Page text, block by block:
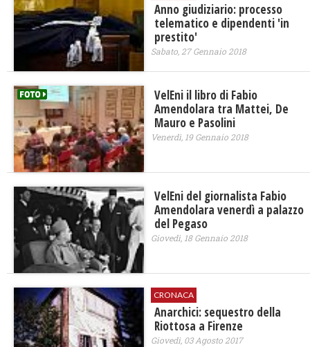
Anno giudiziario: processo
telematico e dipendenti 'in
prestito'
Sabato, 27 Gennaio 2018
VelEni il libro di Fabio
Amendolara tra Mattei, De
Mauro e Pasolini
Venerdì, 19 Gennaio 2018
VelEni del giornalista Fabio
Amendolara venerdì a palazzo
del Pegaso
Giovedì, 18 Gennaio 2018
CRONACA
Anarchici: sequestro della
Riottosa a Firenze
Giovedì, 03 Agosto 2017